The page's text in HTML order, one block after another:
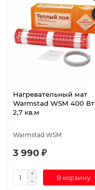
Нагревательный мат
Warmstad WSM 400 Вт
2,7 кв.м
Warmstad WSM
3 990 ₽
В корзину